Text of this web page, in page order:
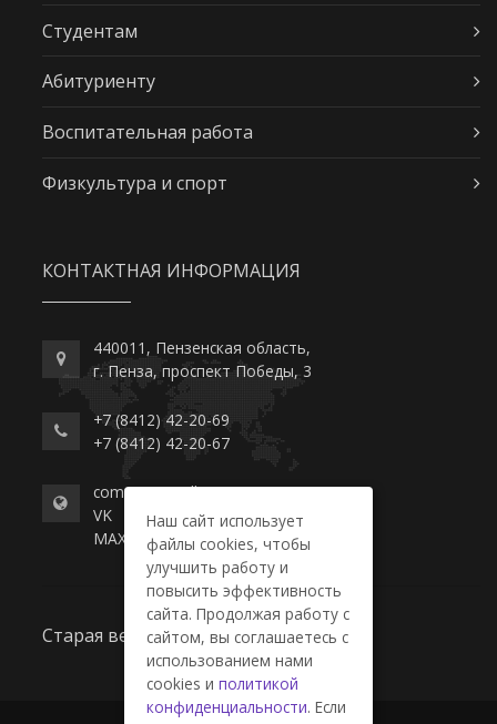
Студентам
Абитуриенту
Воспитательная работа
Физкультура и спорт
КОНТАКТНАЯ ИНФОРМАЦИЯ
440011, Пензенская область,
г. Пенза, проспект Победы, 3
+7 (8412) 42-20-69
+7 (8412) 42-20-67
commerce-college.ru
VK
MAX
Старая версия сайта
Наш сайт использует
файлы cookies, чтобы
улучшить работу и
повысить эффективность
сайта. Продолжая работу с
сайтом, вы соглашаетесь с
использованием нами
cookies и политикой
конфиденциальности. Если